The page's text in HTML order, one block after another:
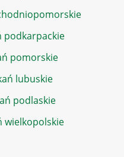
podkarpackie
pomorskie
lubuskie
podlaskie
wielkopolskie